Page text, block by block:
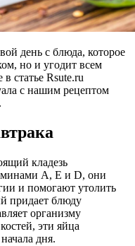
день с блюда, которое
но и угодит всем
статье Rsute.ru
с нашим рецептом
кладезь
A, E и D, они
и помогают утолить
придает блюду
организму
эти яйца
дня.